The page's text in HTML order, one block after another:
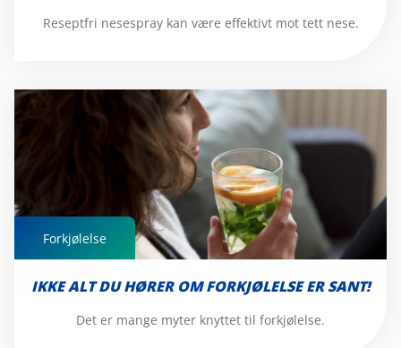
Reseptfri nesespray kan være effektivt mot tett nese.
Forkjølelse
IKKE ALT DU HØRER OM FORKJØLELSE ER SANT!
Det er mange myter knyttet til forkjølelse.